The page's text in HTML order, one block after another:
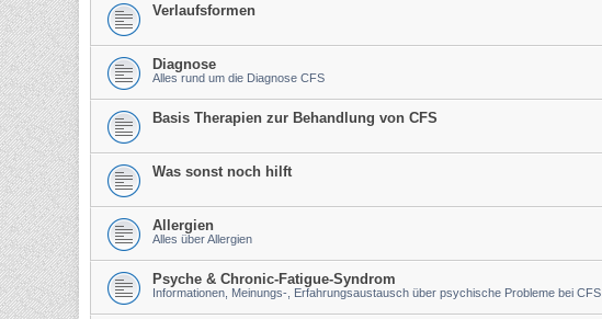
Verlaufsformen
Diagnose
Alles rund um die Diagnose CFS
Basis Therapien zur Behandlung von CFS
Was sonst noch hilft
Allergien
Alles über Allergien
Psyche & Chronic-Fatigue-Syndrom
Informationen, Meinungs-, Erfahrungsaustausch über psychische Probleme bei CFS